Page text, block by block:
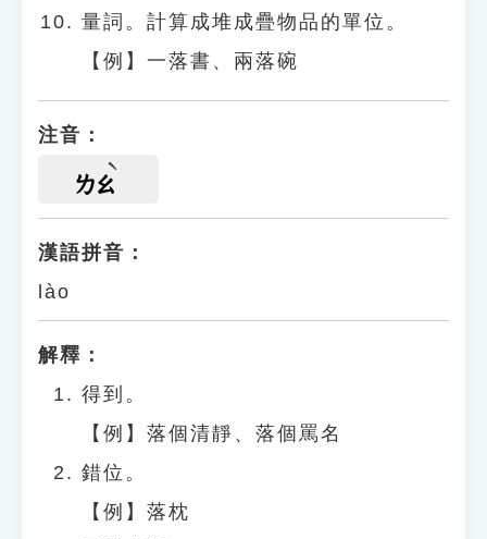
量詞。計算成堆成疊物品的單位。
【例】一落書、兩落碗
注音：
ㄌㄠ
漢語拼音：
lào
解釋：
得到。
【例】落個清靜、落個罵名
錯位。
【例】落枕